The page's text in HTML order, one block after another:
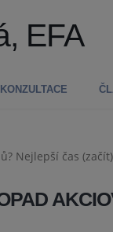
EFA
KONZULTACE